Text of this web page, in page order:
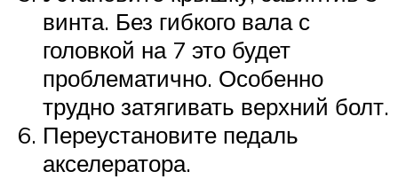
винта. Без гибкого вала с
головкой на 7 это будет
проблематично. Особенно
трудно затягивать верхний болт.
Переустановите педаль
акселератора.